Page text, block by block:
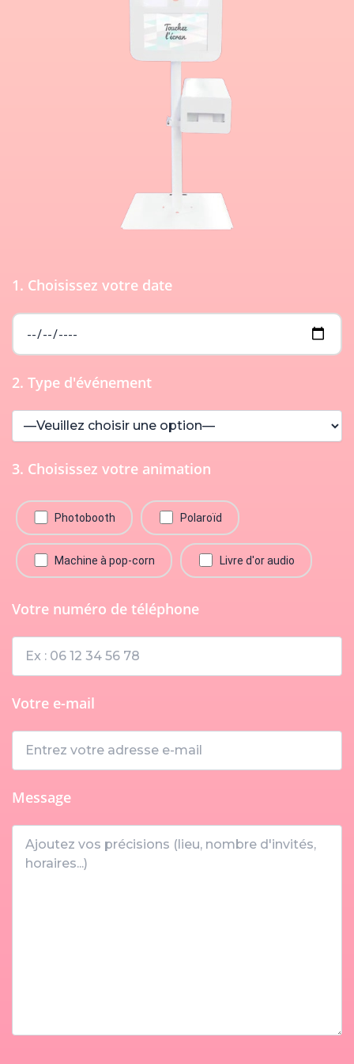
1. Choisissez votre date
2. Type d'événement
3. Choisissez votre animation
Photobooth Polaroïd
Machine à pop-corn Livre d'or audio
Votre numéro de téléphone
Votre e-mail
Message